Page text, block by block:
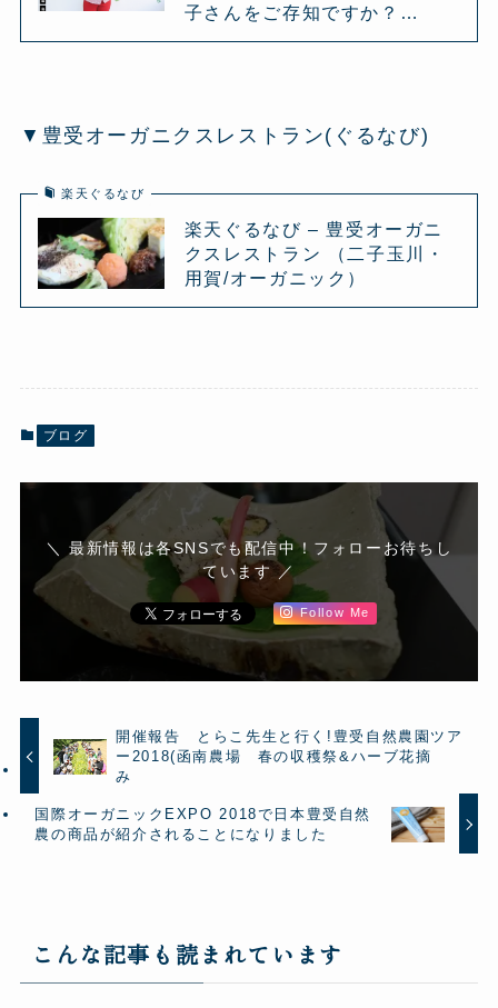
子さんをご存知ですか？…
▼豊受オーガニクスレストラン(ぐるなび)
楽天ぐるなび
楽天ぐるなび – 豊受オーガニ
クスレストラン （二子玉川・
用賀/オーガニック）
ブログ
＼ 最新情報は各SNSでも配信中！フォローお待ちし
ています ／
Follow Me
開催報告 とらこ先生と行く!豊受自然農園ツア
ー2018(函南農場 春の収穫祭&ハーブ花摘
み
国際オーガニックEXPO 2018で日本豊受自然
農の商品が紹介されることになりました
こんな記事も読まれています